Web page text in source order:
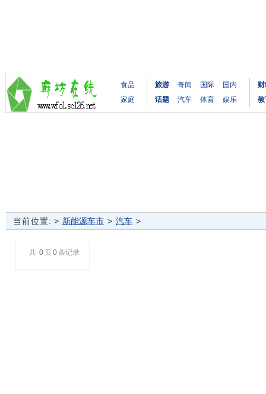
食品
家庭
旅游 奇闻 国际
国内
话题
汽车 体育 娱乐
当前位置: > 新能源车市 > 汽车 >
共 0页0条记录